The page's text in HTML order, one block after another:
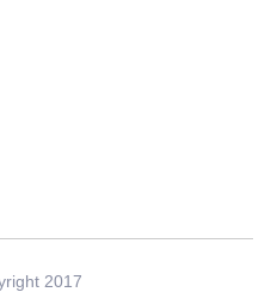
2017